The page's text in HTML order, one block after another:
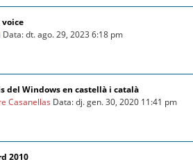
voice
Data: dt. ago. 29, 2023 6:18 pm
del Windows en castellà i català
Casanellas Data: dj. gen. 30, 2020 11:41 pm
2010